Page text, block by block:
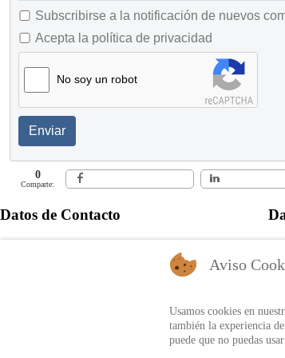
Subscribirse a la notificación de nuevos
Acepta la política de privacidad
No soy un robot
Enviar
0
Comparte:
Datos de Contacto
+57 311 8666327 - 323 6964227
Aviso
Usamos cookies en
también la experiencia
puede que no puedas